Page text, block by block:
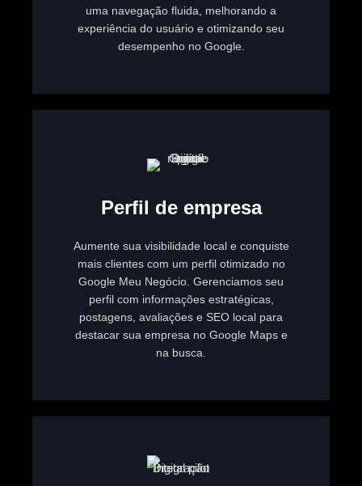
uma navegação fluida, melhorando a
experiência do usuário e otimizando seu
desempenho no Google.
Perfil de empresa
Aumente sua visibilidade local e conquiste
mais clientes com um perfil otimizado no
Google Meu Negócio. Gerenciamos seu
perfil com informações estratégicas,
postagens, avaliações e SEO local para
destacar sua empresa no Google Maps e
na busca.